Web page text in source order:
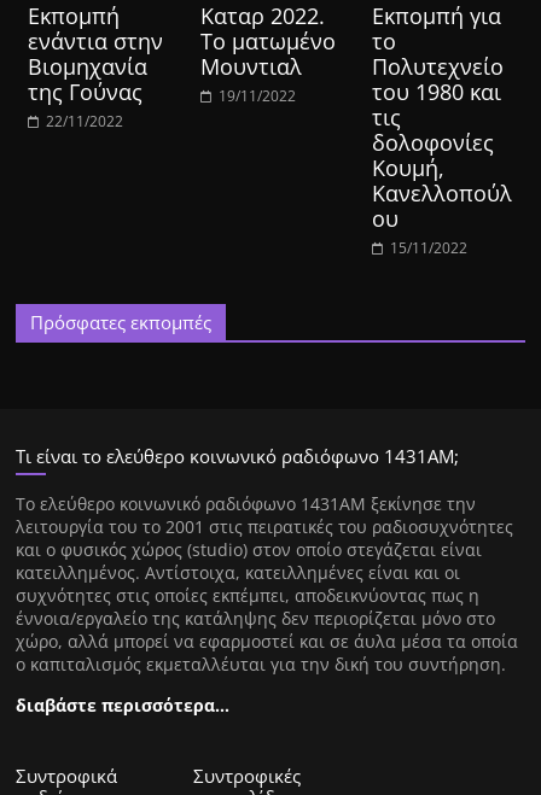
Εκπομπή
ενάντια στην
Βιομηχανία
της Γούνας
22/11/2022
Καταρ 2022.
Το ματωμένο
Μουντιαλ
19/11/2022
Εκπομπή για
το
Πολυτεχνείο
του 1980 και
τις
δολοφονίες
Κουμή,
Κανελλοπούλ
ου
15/11/2022
Πρόσφατες εκπομπές
Τι είναι το ελεύθερο κοινωνικό ραδιόφωνο 1431ΑΜ;
Tο ελεύθερο κοινωνικό ραδιόφωνο 1431AM ξεκίνησε την
λειτουργία του το 2001 στις πειρατικές του ραδιοσυχνότητες
και ο φυσικός χώρος (studio) στον οποίο στεγάζεται είναι
κατειλλημένος. Αντίστοιχα, κατειλλημένες είναι και οι
συχνότητες στις οποίες εκπέμπει, αποδεικνύοντας πως η
έννοια/εργαλείο της κατάληψης δεν περιορίζεται μόνο στο
χώρο, αλλά μπορεί να εφαρμοστεί και σε άυλα μέσα τα οποία
ο καπιταλισμός εκμεταλλέυται για την δική του συντήρηση.
διαβάστε περισσότερα…
Συντροφικά
Συντροφικές